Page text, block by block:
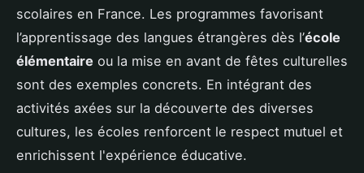
scolaires en France. Les programmes favorisant
l’apprentissage des langues étrangères dès l’école
élémentaire ou la mise en avant de fêtes culturelles
sont des exemples concrets. En intégrant des
activités axées sur la découverte des diverses
cultures, les écoles renforcent le respect mutuel et
enrichissent l'expérience éducative.